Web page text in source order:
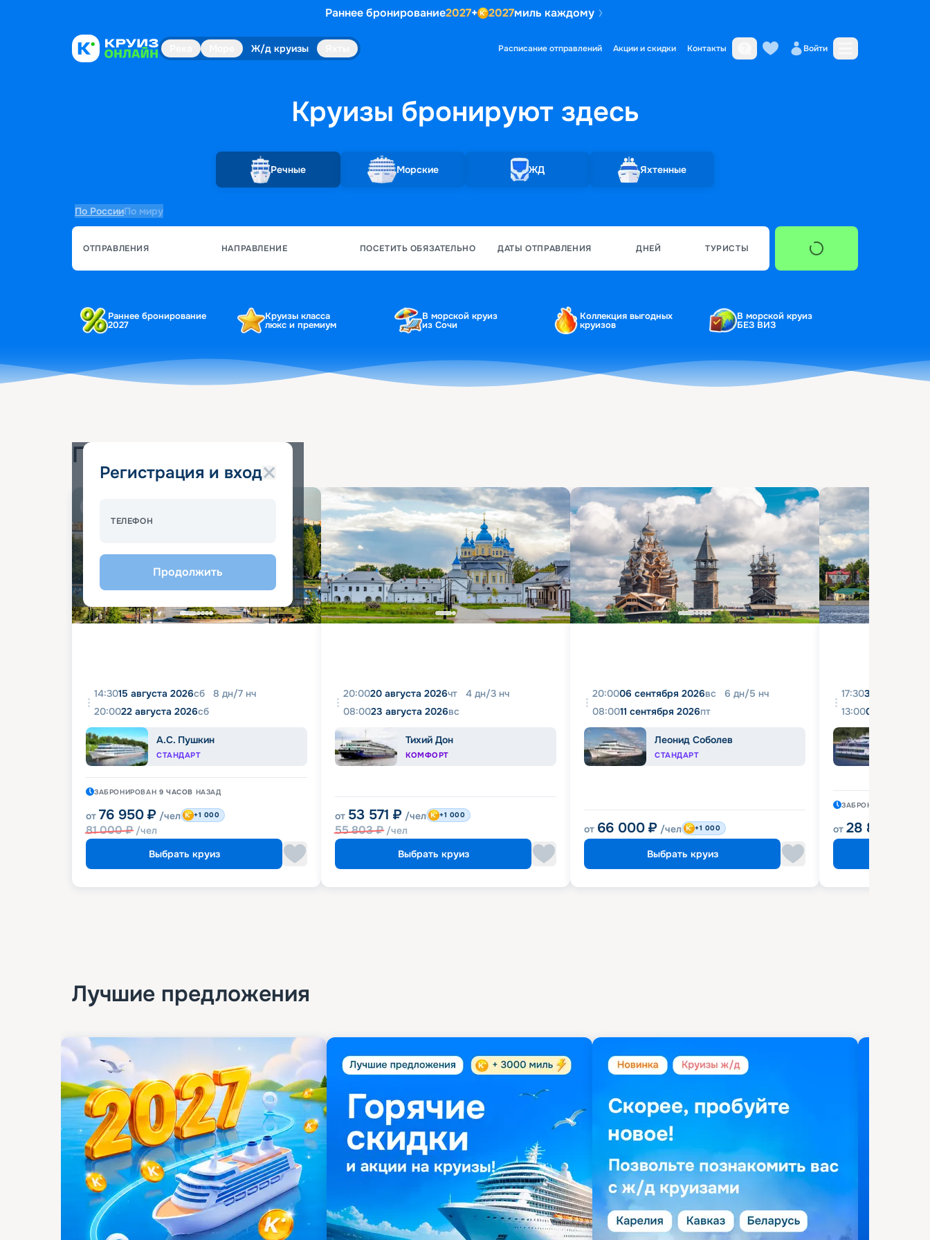
Раннее бронирование2027+ 2027миль каждому
Ж/д круизы Расписание отправлений Акции и скидки Контакты Войти
Круизы бронируютздесь
Речные Морские ЖД Яхтенные
По РоссииПо миру
ОТПРАВЛЕНИЯ НАПРАВЛЕНИЕ ПОСЕТИТЬ ОБЯЗАТЕЛЬНО ДАТЫ ОТПРАВЛЕНИЯ ДНЕЙ ТУРИСТЫ
Раннее бронирование
2027
Круизы класса
люкс и премиум
В морской круиз
из Сочи
Коллекция выгодных
круизов
В морской круиз
БЕЗ ВИЗ
Регистрация и вход
ТЕЛЕФОН
Продолжить
Популярные круизы
14:3015 августа 2026сб 8 дн/7 нч
20:0022 августа 2026сб
А.С. Пушкин
СТАНДАРТ
ЗАБРОНИРОВАН 9 ЧАСОВ НАЗАД
от 76 950 ₽ /чел
81 000₽ /чел
+1 000
Выбрать круиз
20:0020 августа 2026чт 4 дн/3 нч
08:0023 августа 2026вс
Тихий Дон
КОМФОРТ
от 53 571 ₽ /чел
55 803₽ /чел
+1 000
Выбрать круиз
20:0006 сентября 2026вс 6 дн/5 нч
08:0011 сентября 2026пт
Леонид Соболев
СТАНДАРТ
от 66 000 ₽ /чел +1 000
Выбрать круиз
17:3031 августа
13:0004 сентября
ЗАБРОНИРОВАН
от 28 800
Лучшие предложения